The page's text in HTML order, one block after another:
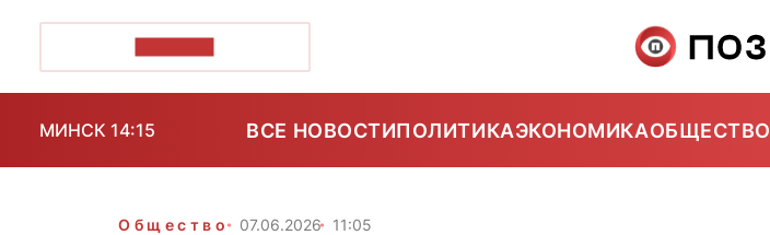
МИНСК 14:15 ВСЕ НОВОСТИПОЛИТИКАЭКОНОМИКАОБЩЕСТВО
Общество 07.06.2026 11:05